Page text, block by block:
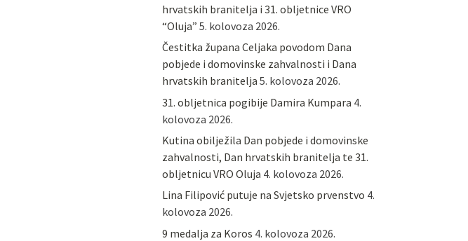
hrvatskih branitelja i 31. obljetnice VRO
“Oluja” 5. kolovoza 2026.
Čestitka župana Celjaka povodom Dana
pobjede i domovinske zahvalnosti i Dana
hrvatskih branitelja 5. kolovoza 2026.
31. obljetnica pogibije Damira Kumpara 4.
kolovoza 2026.
Kutina obilježila Dan pobjede i domovinske
zahvalnosti, Dan hrvatskih branitelja te 31.
obljetnicu VRO Oluja 4. kolovoza 2026.
Lina Filipović putuje na Svjetsko prvenstvo 4.
kolovoza 2026.
9 medalja za Koros 4. kolovoza 2026.